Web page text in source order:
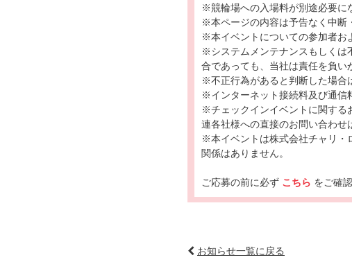
※競輪場への入場料が別途必要に
※本ページの内容は予告なく中断
※本イベントについての参加者お
※システムメンテナンスもしくは
合であっても、当社は責任を負い
※不正行為があると判断した場合
※インターネット接続料及び通信
※チェックインイベントに関する
連各社様への直接のお問い合わせ
※本イベントは株式会社チャリ・
関係はありません。
ご応募の前に必ず こちら をご確
お知らせ一覧に戻る